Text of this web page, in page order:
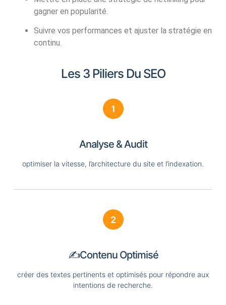
gagner en popularité.
Suivre vos performances et ajuster la stratégie en
continu.
Les 3 Piliers Du SEO
1
Analyse & Audit
optimiser la vitesse, l’architecture du site et l’indexation.
2
✍️Contenu Optimisé
créer des textes pertinents et optimisés pour répondre aux
intentions de recherche.